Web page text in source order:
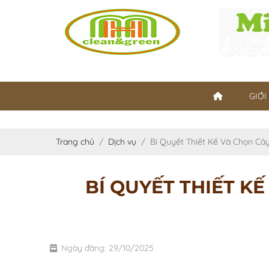
GIỚI
Trang chủ Dịch vụ Bí Quyết Thiết Kế Và Chọn
BÍ QUYẾT THIẾT
Ngày đăng: 29/10/2025